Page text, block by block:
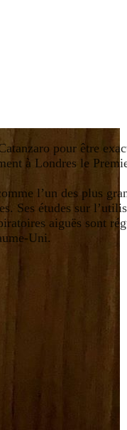
pour être
à Londres le
l’un des plus
Ses études sur
aiguës sont
Uni.